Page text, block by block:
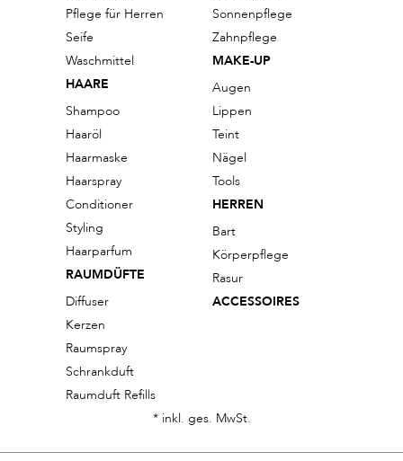
Pflege für Herren
Seife
Waschmittel
HAARE
Shampoo
Haaröl
Haarmaske
Haarspray
Conditioner
Styling
Haarparfum
RAUMDÜFTE
Diffuser
Kerzen
Raumspray
Schrankduft
Raumduft Refills
Sonnenpflege
Zahnpflege
MAKE-UP
Augen
Lippen
Teint
Nägel
Tools
HERREN
Bart
Körperpflege
Rasur
ACCESSOIRES
* inkl. ges. MwSt.